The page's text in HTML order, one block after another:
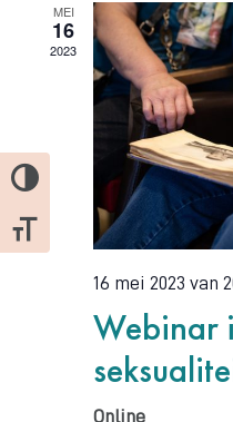
Keuze voor hoog contrast
Kies grootte van het lettertype
MEI
16
2023
16 mei 2023 van
Webinar
Online